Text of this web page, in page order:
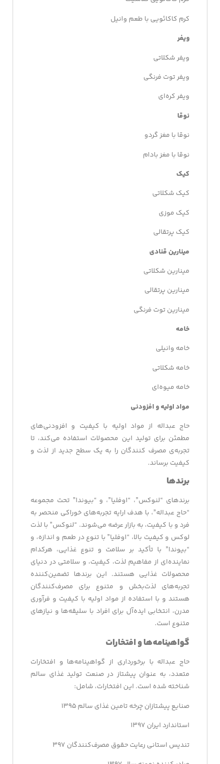
کرم کاکائویی با طعم وانیل
ویفر
ویفر شکلاتی
ویفر توت فرنگی
ویفر کره‌ای
نوقا
نوقا با مغز گردو
نوقا با مغز بادام
کیک
کیک شکلاتی
کیک موزی
کیک پرتقالی
مینارین قنادی
مینارین شکلاتی
مینارین پرتقالی
مینارین توت فرنگی
خامه
خامه وانیلی
خامه شکلاتی
خامه میوه‌ای
مواد اولیه و افزودنی
حاج عبداله از مواد اولیه با کیفیت و افزودنی‌های
مطمئن برای تولید این محصولات استفاده می‌کند، تا
تجربه‌ی مصرف کنندگان را به یک سطح جدید از لذت و
کیفیت برساند.
برندها
برندهای “لنوکس”، “اوفلیا”، و “بیوندا” تحت مجموعه
“حاج عبداله”، با هدف ارایه تجربه‌های خوراکی منحصر به
فرد و با کیفیت، به بازار عرضه می‌شوند. “لنوکس” با لذت
لوکس و کیفیت بالا، “اوفلیا” با تنوع در طعم و اندازه، و
“بیوندا” با تأکید بر سلامت و تنوع غذایی، هرکدام
نماینده‌ای از مفاهیم لذت، کیفیت، و سلامتی در دنیای
محصولات غذایی هستند. این برندها تضمین‌کننده
تجربه‌های لذت‌بخش و متنوع برای مصرف‌کنندگان
هستند و با استفاده از مواد اولیه با کیفیت و فرآوری
مدرن، انتخابی ایده‌آل برای افراد با سلیقه‌ها و نیازهای
متنوع است.
گواهینامه‌ها و افتخارات
حاج عبداله با برخورداری از گواهینامه‌ها و افتخارات
متعدد، به عنوان پیشتاز در صنعت تولید غذای سالم
شناخته شده است. این افتخارات، شامل:
صنایع پیشتازان چرخه تامین غذای سالم ۱۳۹۵
استاندارد ایران ۱۳۹۷
تندیس استانی رعایت حقوق مصرف‌کنندگان ۳۹۷